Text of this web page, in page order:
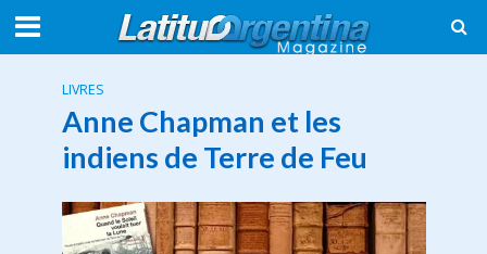
LIVRES
Anne Chapman et les
indiens de Terre de Feu